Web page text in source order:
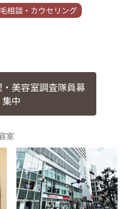
相談・カウセリング
美容室調査隊員募
集中
室